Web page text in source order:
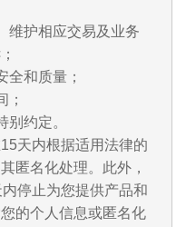
维护相应交易及业务
全和质量；
；
约定。
天内根据适用法律的
匿名化处理。此外，
停止为您提供产品和
的个人信息或匿名化